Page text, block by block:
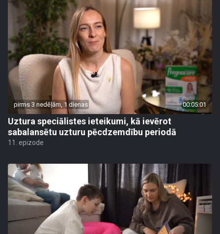
pirms 3 nedēļām, 1 dienas 00:05:01
Uztura speciālistes ieteikumi, kā ievērot
sabalansētu uzturu pēcdzemdību periodā
11. epizode